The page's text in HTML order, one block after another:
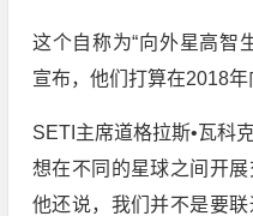
这个自称为“向外星高智
宣布，他们打算在2018年
SETI主席道格拉斯•瓦科
想在不同的星球之间开展
他还说，我们并不是要